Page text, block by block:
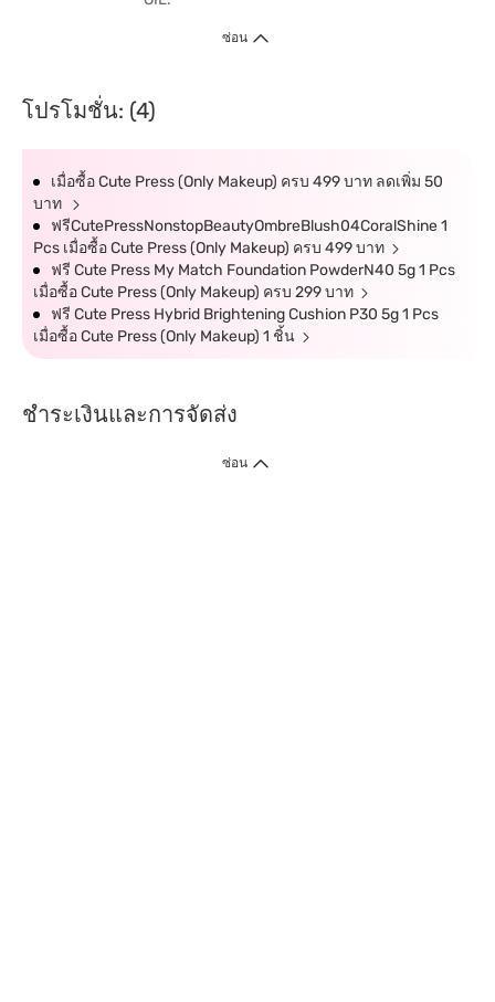
ซ่อน
โปรโมชั่น: (4)
เมื่อซื้อ Cute Press (Only Makeup) ครบ 499 บาท ลดเพิ่ม 50
บาท
ฟรีCutePressNonstopBeautyOmbreBlush04CoralShine 1
Pcs เมื่อซื้อ Cute Press (Only Makeup) ครบ 499 บาท
ฟรี Cute Press My Match Foundation PowderN40 5g 1 Pcs
เมื่อซื้อ Cute Press (Only Makeup) ครบ 299 บาท
ฟรี Cute Press Hybrid Brightening Cushion P30 5g 1 Pcs
เมื่อซื้อ Cute Press (Only Makeup) 1 ชิ้น
ชำระเงินและการจัดส่ง
ซ่อน